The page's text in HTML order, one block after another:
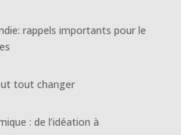
rappels importants pour le
tout changer
: de l’idéation à